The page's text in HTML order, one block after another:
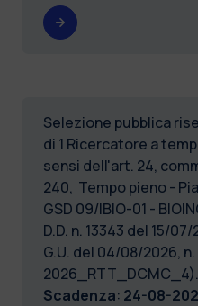
Selezione pubblica
di 1 Ricercatore a
sensi dell'art. 24,
240, Tempo pieno -
GSD 09/IBIO-01 -
D.D. n. 13343 del 15/
G.U. del 04/08/2026,
2026_RTT_DCMC_4).
Scadenza: 24-08-